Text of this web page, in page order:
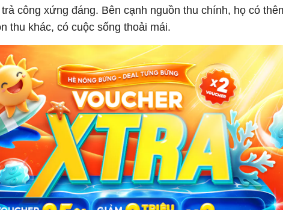
công xứng đáng. Bên cạnh nguồn thu chính, họ có
thu khác, có cuộc sống thoải mái.